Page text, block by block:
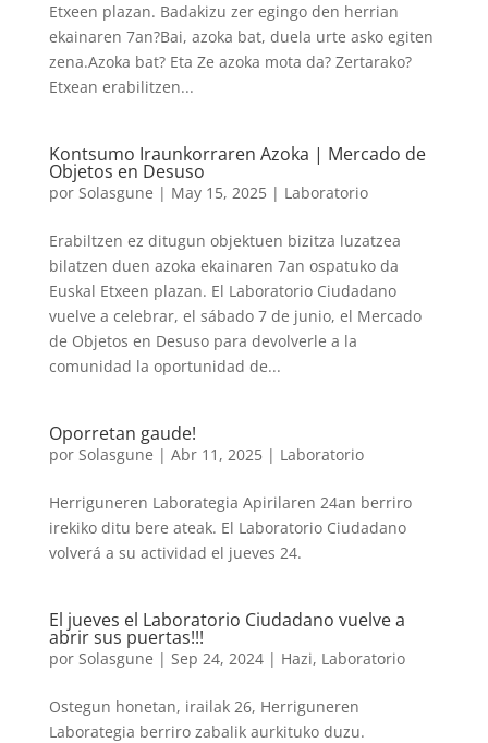
Etxeen plazan. Badakizu zer egingo den herrian
ekainaren 7an?Bai, azoka bat, duela urte asko egiten
zena.Azoka bat? Eta Ze azoka mota da? Zertarako?
Etxean erabilitzen...
Kontsumo Iraunkorraren Azoka | Mercado de
Objetos en Desuso
por Solasgune | May 15, 2025| Laboratorio
Erabiltzen ez ditugun objektuen bizitza luzatzea
bilatzen duen azoka ekainaren 7an ospatuko da
Euskal Etxeen plazan. El Laboratorio Ciudadano
vuelve a celebrar, el sábado 7 de junio, el Mercado
de Objetos en Desuso para devolverle a la
comunidad la oportunidad de...
Oporretan gaude!
por Solasgune | Abr 11, 2025| Laboratorio
Herriguneren Laborategia Apirilaren 24an berriro
irekiko ditu bere ateak. El Laboratorio Ciudadano
volverá a su actividad el jueves 24.
El jueves el Laboratorio Ciudadano vuelve a
abrir sus puertas!!!
por Solasgune | Sep 24, 2024| Hazi, Laboratorio
Ostegun honetan, irailak 26, Herriguneren
Laborategia berriro zabalik aurkituko duzu.